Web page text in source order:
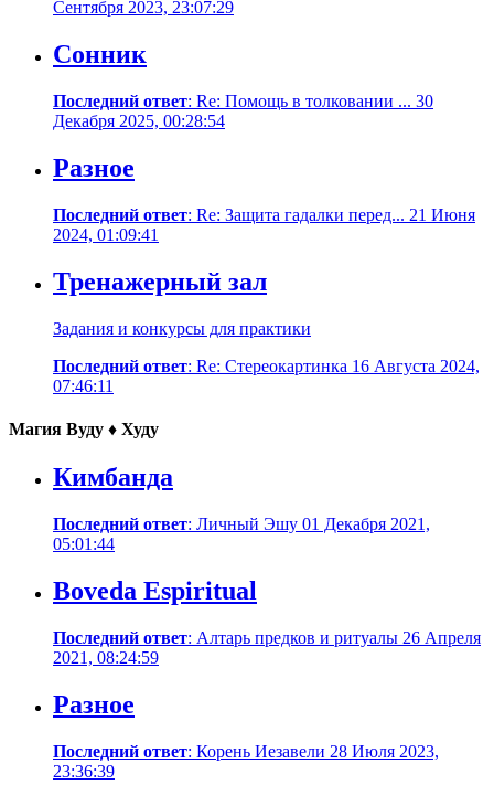
Сентября 2023, 23:07:29
Сонник
Последний ответ: Re: Помощь в толковании ... 30
Декабря 2025, 00:28:54
Разное
Последний ответ: Re: Защита гадалки перед... 21 Июня
2024, 01:09:41
Тренажерный зал
Задания и конкурсы для практики
Последний ответ: Re: Стереокартинка 16 Августа 2024,
07:46:11
Магия Вуду ♦ Худу
Кимбанда
Последний ответ: Личный Эшу 01 Декабря 2021,
05:01:44
Boveda Espiritual
Последний ответ: Алтарь предков и ритуалы 26 Апреля
2021, 08:24:59
Разное
Последний ответ: Корень Иезавели 28 Июля 2023,
23:36:39